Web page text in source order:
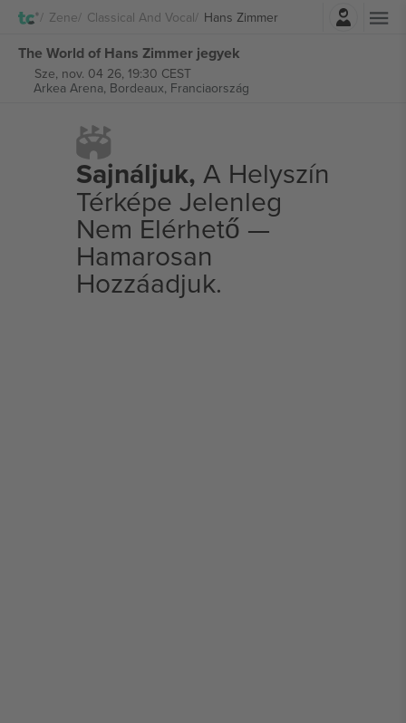
Zene Classical And Vocal Hans Zimmer
Belépés
The World of Hans Zimmer jegyek
Sze, nov. 04 26, 19:30 CEST
Arkea Arena, Bordeaux, Franciaország
Sajnáljuk, A Helyszín
Térképe Jelenleg
Nem Elérhető —
Hamarosan
Hozzáadjuk.